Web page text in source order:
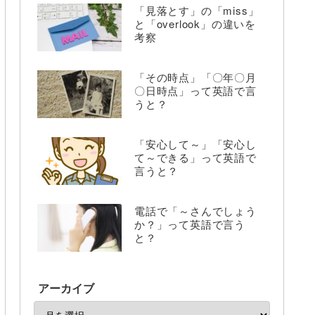
「見落とす」の「miss」
と「overlook」の違いを
考察
「その時点」「〇年〇月
〇日時点」って英語で言
うと？
「安心して～」「安心し
て～できる」って英語で
言うと？
電話で「～さんでしょう
か？」って英語で言う
と？
アーカイブ